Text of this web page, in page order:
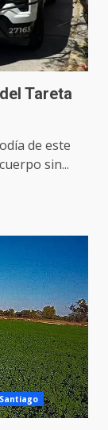
Tareta
de este
sin...